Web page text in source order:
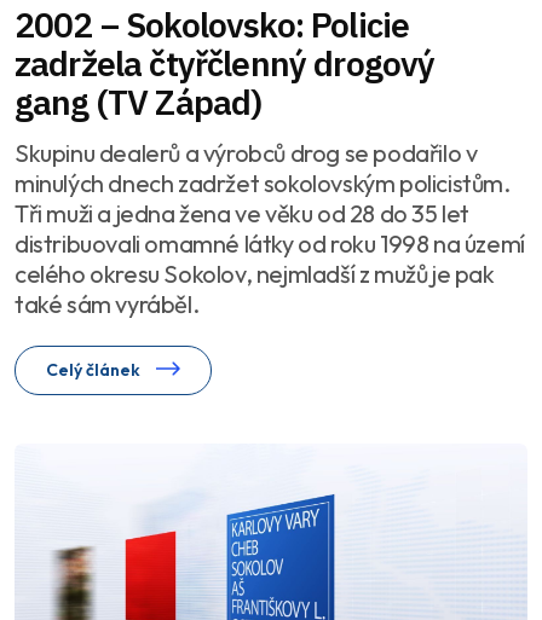
2002 – Sokolovsko: Policie
zadržela čtyřčlenný drogový
gang (TV Západ)
Skupinu dealerů a výrobců drog se podařilo v
minulých dnech zadržet sokolovským policistům.
Tři muži a jedna žena ve věku od 28 do 35 let
distribuovali omamné látky od roku 1998 na území
celého okresu Sokolov, nejmladší z mužů je pak
také sám vyráběl.
Celý článek